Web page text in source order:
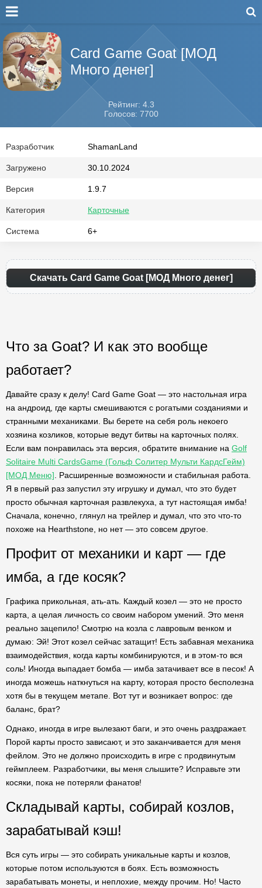
Card Game Goat [МОД
Много денег]
Рейтинг: 4.3
Голосов: 7700
Разработчик ShamanLand
Загружено 30.10.2024
Версия 1.9.7
Категория Карточные
Система 6+
Скачать Card Game Goat [МОД Много денег]
Что за Goat? И как это вообще
работает?
Давайте сразу к делу! Card Game Goat — это настольная игра
на андроид, где карты смешиваются с рогатыми созданиями и
странными механиками. Вы берете на себя роль некоего
хозяина козликов, которые ведут битвы на карточных полях.
Если вам понравилась эта версия, обратите внимание на Golf
Solitaire Multi CardsGame (Гольф Солитер Мульти КардсГейм)
[МОД Меню] . Расширенные возможности и стабильная работа.
Я в первый раз запустил эту игрушку и думал, что это будет
просто обычная карточная развлекуха, а тут настоящая имба!
Сначала, конечно, глянул на трейлер и думал, что это что-то
похоже на Hearthstone, но нет — это совсем другое.
Профит от механики и карт — где
имба, а где косяк?
Графика прикольная, ать-ать. Каждый козел — это не просто
карта, а целая личность со своим набором умений. Это меня
реально зацепило! Смотрю на козла с лавровым венком и
думаю: Эй! Этот козел сейчас затащит! Есть забавная механика
взаимодействия, когда карты комбинируются, и в этом-то вся
соль! Иногда выпадает бомба — имба затачивает все в песок! А
иногда можешь наткнуться на карту, которая просто бесполезна
хотя бы в текущем метапе. Вот тут и возникает вопрос: где
баланс, брат?
Однако, иногда в игре вылезают баги, и это очень раздражает.
Порой карты просто зависают, и это заканчивается для меня
фейлом. Это не должно происходить в игре с продвинутым
геймплеем. Разработчики, вы меня слышите? Исправьте эти
косяки, пока не потеряли фанатов!
Складывай карты, собирай козлов,
зарабатывай кэш!
Вся суть игры — это собирать уникальные карты и козлов,
которые потом используются в боях. Есть возможность
зарабатывать монеты, и неплохие, между прочим. Но! Часто